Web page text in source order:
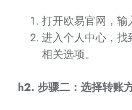
打开欧易官网，输
进入个人中心，找
相关选项。
h2. 步骤二：选择转账